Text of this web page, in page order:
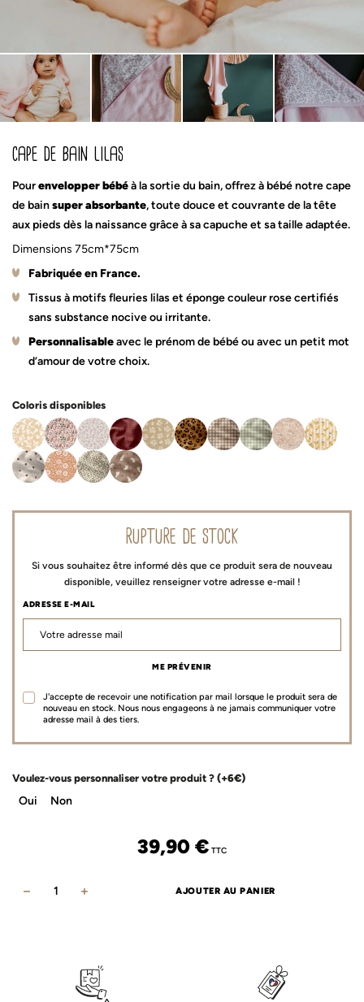
cape de bain lilas
Pourenvelopper bébéà la sortie du bain, offrez à bébé notre cape
de bainsuper absorbante, toute douce et couvrante de la tête
aux pieds dès la naissance grâce à sa capuche et sa taille adaptée.
Dimensions 75cm*75cm
Fabriquée en France.
Tissus à motifs fleuries lilas et éponge couleur rose certifiés
sans substance nocive ou irritante.
Personnalisableavec le prénom de bébé ou avec un petit mot
d’amour de votre choix.
Coloris disponibles
rupture de stock
Si vous souhaitez être informé dès que ce produit sera de nouveau
disponible, veuillez renseigner votre adresse e-mail !
ADRESSE E-MAIL
ME PRÉVENIR
J'accepte de recevoir une notification par mail lorsque le produit sera de
nouveau en stock. Nous nous engageons à ne jamais communiquer votre
adresse mail à des tiers.
Voulez-vous personnaliser votre produit ? (+6€)
Oui Non
39,90 € TTC
AJOUTER AU PANIER